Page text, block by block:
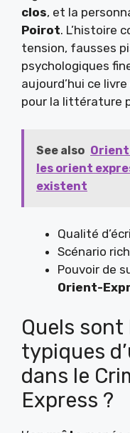
clos, et la
Poirot. L’histoire
tension, fausses
psychologiques
aujourd’hui ce
pour la littérature
See also
les orient
existent
Qualité
Scénario
Pouvoir de
Orient-
Quels
typiques
dans le
Express ?